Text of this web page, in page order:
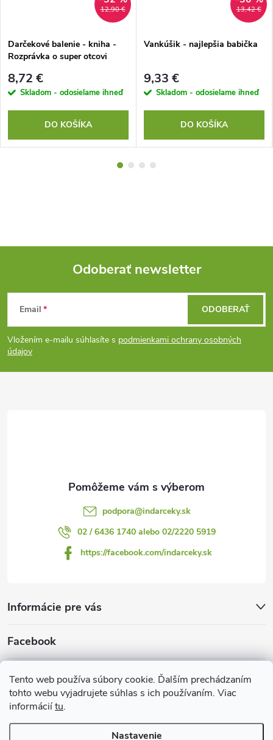
Tento web používa súbory cookie. Ďalším prechádzaním
tohto webu vyjadrujete súhlas s ich používaním. Viac
informáciítu.
Nastavenie
12,90 €
Darčekové balenie - kniha -
Rozprávka o super otcovi
8,72 €
Skladom - odosielame ihneď
DO KOŠÍKA
13,42 €
Vankúšik - najlepšia babička
9,33 €
Skladom - odosielame ihneď
DO KOŠÍKA
Z
á
p
Odoberať newsletter
Email
Vložením e-mailu súhlasíte s podmienkami ochrany osobných
údajov
ODOBERAŤ
podpora@indarceky.sk
02 / 6436 1740 alebo 02/2220 5919
https://facebook.com/indarceky.sk
Informácie pre vás
Facebook
Prijímame online platby